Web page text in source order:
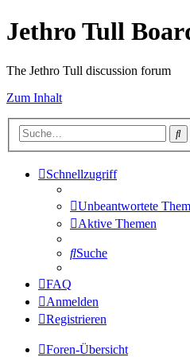
Jethro Tull
The Jethro Tull discussion forum
Zum Inhalt
Schnellzugriff
Unbeantwortete
Aktive Themen
Suche
FAQ
Anmelden
Registrieren
Foren-Übersicht